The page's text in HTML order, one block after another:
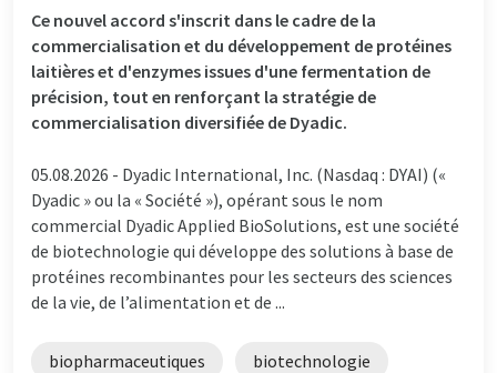
Ce nouvel accord s'inscrit dans le cadre de la
commercialisation et du développement de protéines
laitières et d'enzymes issues d'une fermentation de
précision, tout en renforçant la stratégie de
commercialisation diversifiée de Dyadic.
05.08.2026 - Dyadic International, Inc. (Nasdaq : DYAI) («
Dyadic » ou la « Société »), opérant sous le nom
commercial Dyadic Applied BioSolutions, est une société
de biotechnologie qui développe des solutions à base de
protéines recombinantes pour les secteurs des sciences
de la vie, de l’alimentation et de ...
biopharmaceutiques biotechnologie